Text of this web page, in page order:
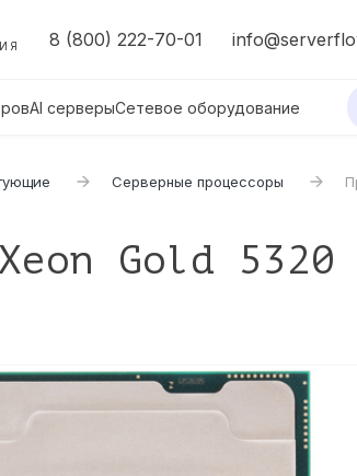
8 (800) 222-70-01
AI серверыСетевое оборудование
Серверные процессоры
Gold